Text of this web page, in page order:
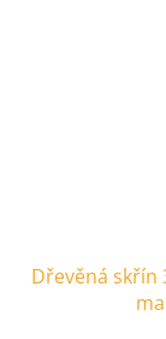
Dřevěná skřín